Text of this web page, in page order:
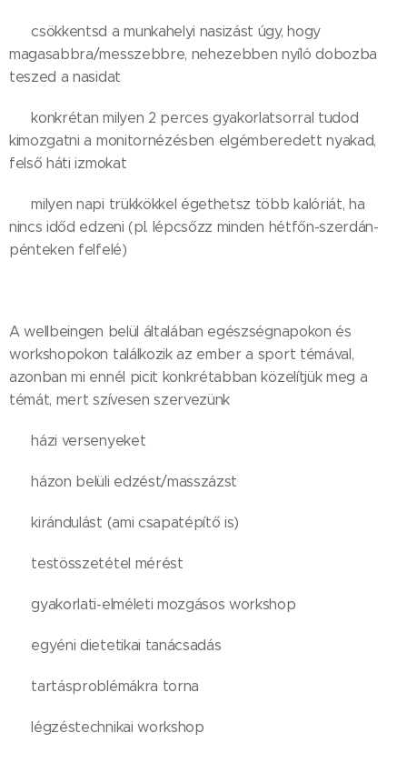
🙋🏽‍♀️ csökkentsd a munkahelyi nasizást úgy, hogy
magasabbra/messzebbre, nehezebben nyíló dobozba
teszed a nasidat
🙋🏽‍♀️ konkrétan milyen 2 perces gyakorlatsorral tudod
kimozgatni a monitornézésben elgémberedett nyakad,
felső háti izmokat
🙋🏽‍♀️ milyen napi trükkökkel égethetsz több kalóriát, ha
nincs időd edzeni (pl. lépcsőzz minden hétfőn-szerdán-
pénteken felfelé)
A wellbeingen belül általában egészségnapokon és
workshopokon találkozik az ember a sport témával,
azonban mi ennél picit konkrétabban közelítjük meg a
témát, mert szívesen szervezünk
➡️ házi versenyeket
➡️ házon belüli edzést/masszázst
➡️ kirándulást (ami csapatépítő is)
➡️ testösszetétel mérést
➡️ gyakorlati-elméleti mozgásos workshop
➡️ egyéni dietetikai tanácsadás
➡️ tartásproblémákra torna
➡️ légzéstechnikai workshop